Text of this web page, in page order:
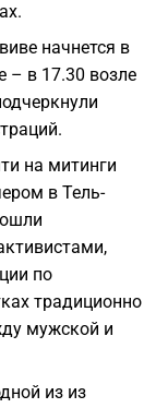
начнется в
– в 17.30 возле
на митинги
в Тель-
по
традиционно
мужской и
из из